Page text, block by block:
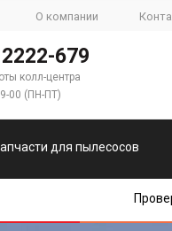
О компании
679
колл-центра
00 (ПН-ПТ)
для пылесосов